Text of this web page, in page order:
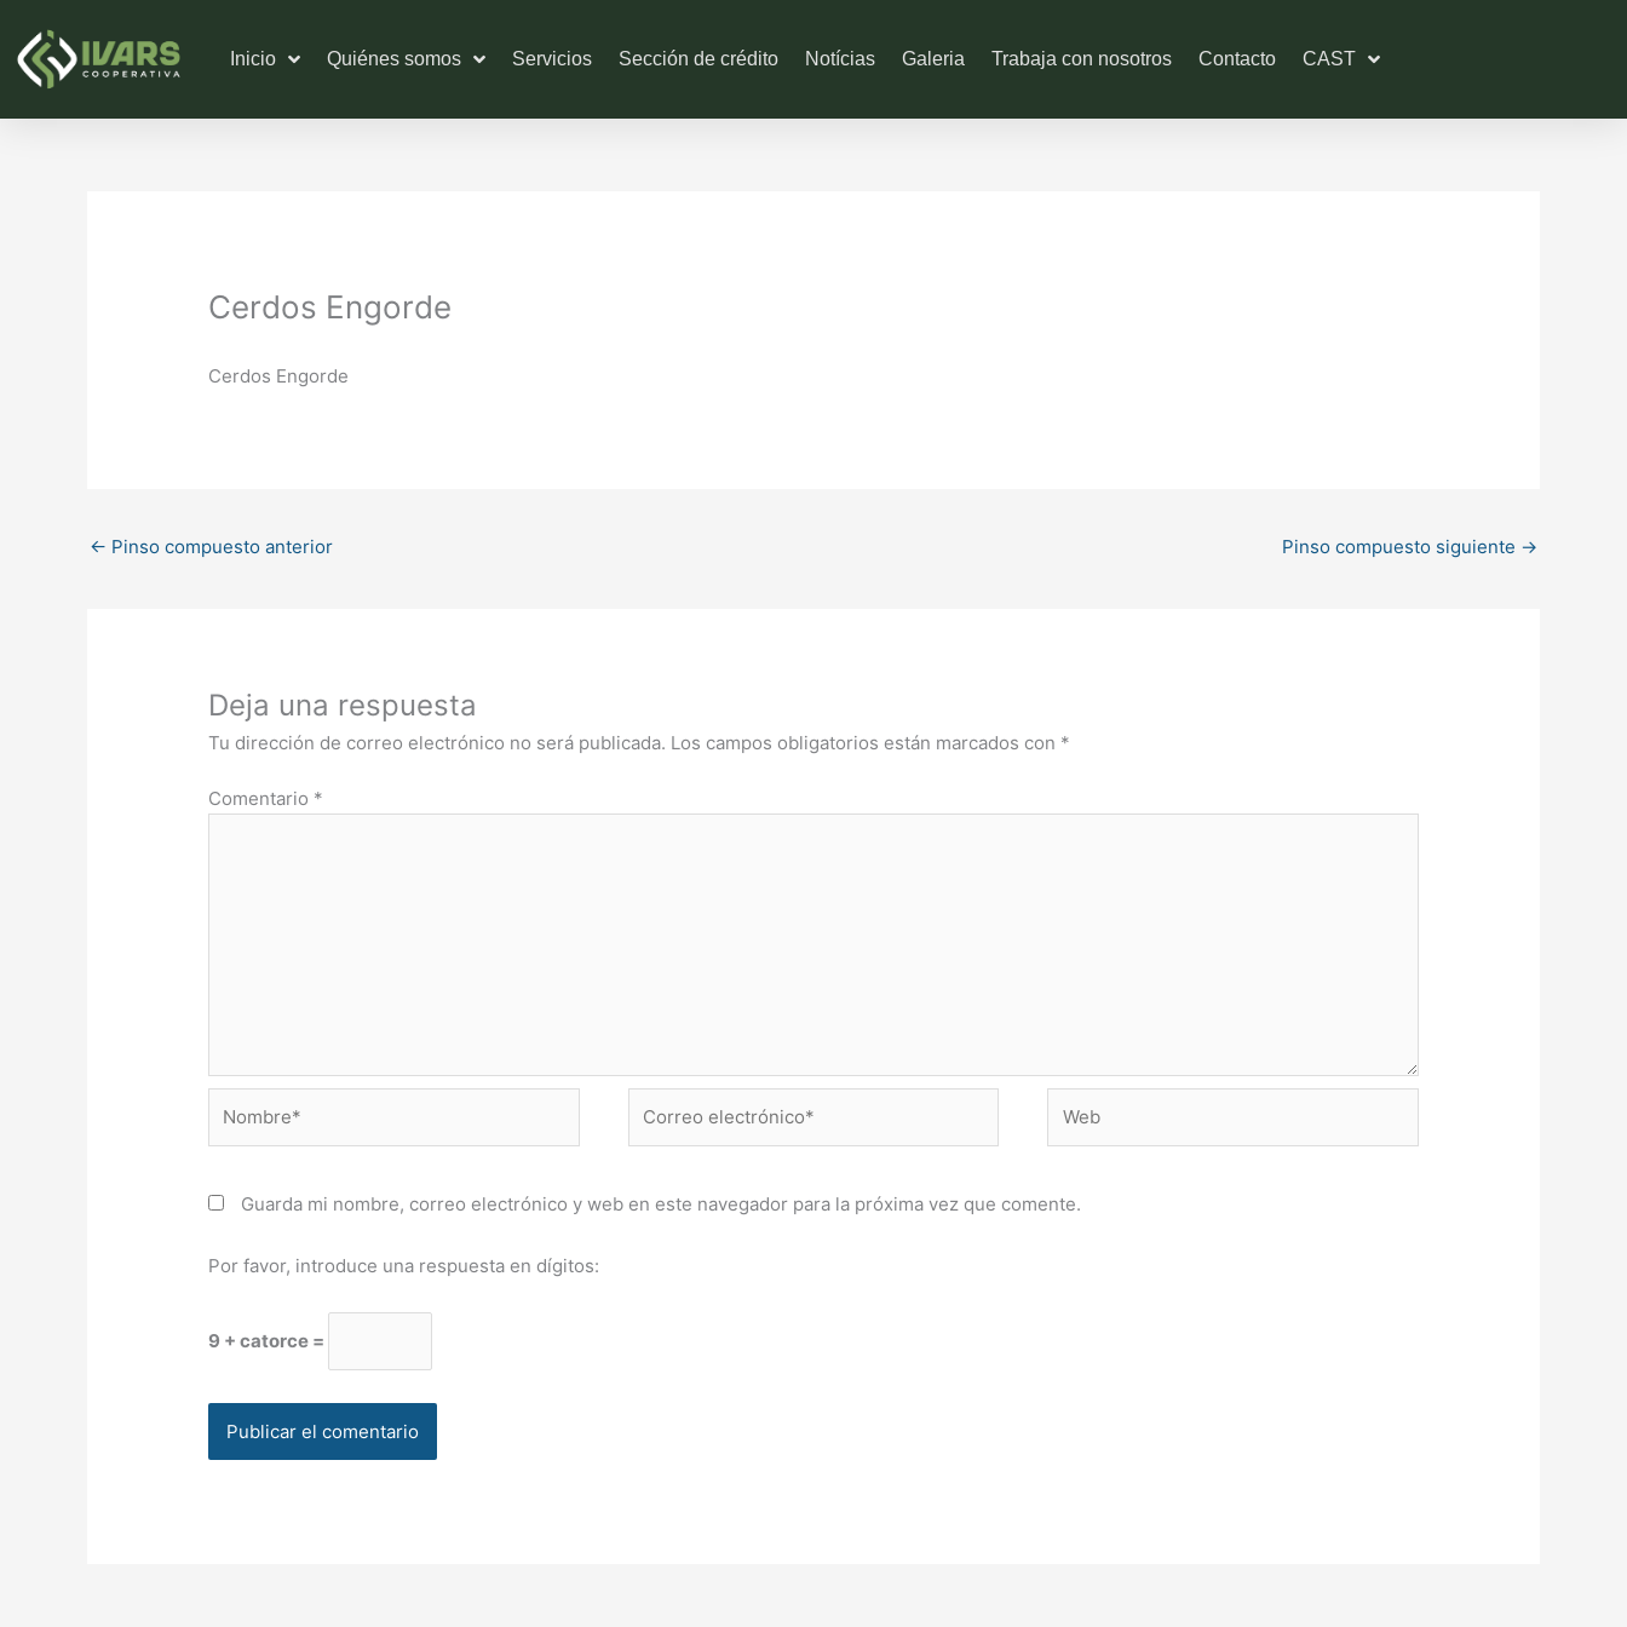
contenido
Inicio Quiénes somos Servicios Sección de crédito Notícias Galeria Trabaja con nosotros Contacto CAST
Cerdos Engorde
Cerdos Engorde
← Pinso compuesto anterior Pinso compuesto siguiente →
Deja una respuesta
Tu dirección de correo electrónico no será publicada. Los campos obligatorios están marcados con *
Comentario *
electrónico*
Guarda mi nombre, correo electrónico y web en este navegador para la próxima vez que comente.
Por favor, introduce una respuesta en dígitos:
9 + catorce =